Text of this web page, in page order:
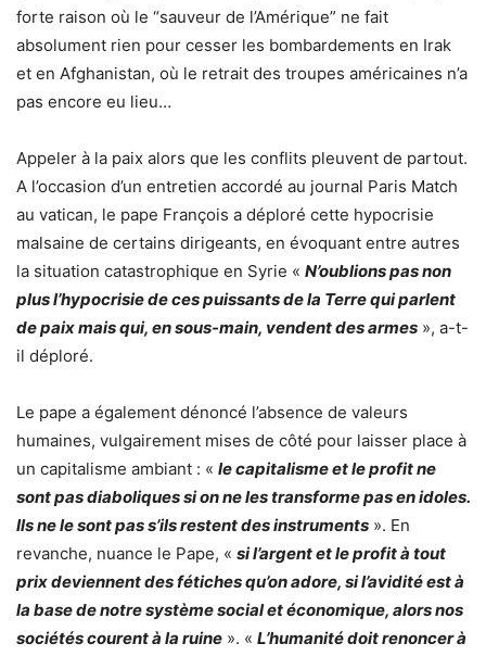
forte raison où le “sauveur de l’Amérique” ne fait
absolument rien pour cesser les bombardements en Irak
et en Afghanistan, où le retrait des troupes américaines n’a
pas encore eu lieu…
Appeler à la paix alors que les conflits pleuvent de partout.
A l’occasion d’un entretien accordé au journal Paris Match
au vatican, le pape François a déploré cette hypocrisie
malsaine de certains dirigeants, en évoquant entre autres
la situation catastrophique en Syrie « N’oublions pas non
plus l’hypocrisie de ces puissants de la Terre qui parlent
de paix mais qui, en sous-main, vendent des armes », a-t-
il déploré.
Le pape a également dénoncé l’absence de valeurs
humaines, vulgairement mises de côté pour laisser place à
un capitalisme ambiant : « le capitalisme et le profit ne
sont pas diaboliques si on ne les transforme pas en idoles.
Ils ne le sont pas s’ils restent des instruments ». En
revanche, nuance le Pape, « si l’argent et le profit à tout
prix deviennent des fétiches qu’on adore, si l’avidité est à
la base de notre système social et économique, alors nos
sociétés courent à la ruine ». « L’humanité doit renoncer à